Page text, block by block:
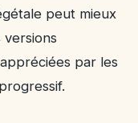
peut mieux
par les